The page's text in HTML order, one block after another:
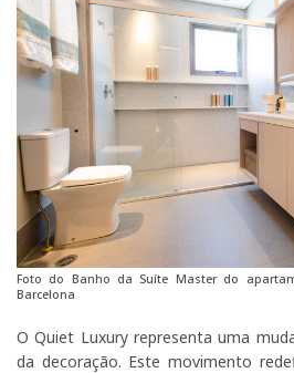
Foto do Banho da Suíte Master do
Barcelona
O Quiet Luxury representa uma
da decoração. Este movimento